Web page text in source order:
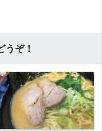
うぞ！